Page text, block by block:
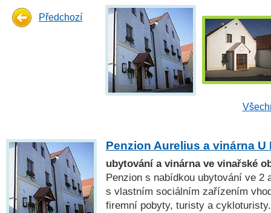
Předchozí
Penzion Aurelius a vinárna U
ubytování a vinárna ve vinařské
Penzion s nabídkou ubytování ve 2
s vlastním sociálním zařízením
firemní pobyty, turisty a